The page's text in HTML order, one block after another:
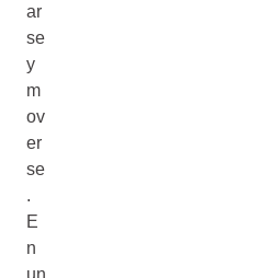
ar
se
y
m
ov
er
se
.
E
n
un